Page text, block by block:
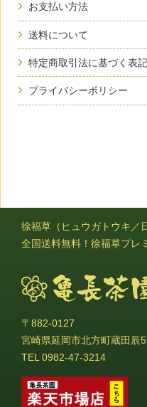
お支払い方法
送料について
特定商取引法に基づく表記
プライバシーポリシー
徐福草（ヒュウガトウキ／
全国送料無料！徐福草プレ
〒882-0127
宮崎県延岡市北方町蔵田辰
TEL 0982-47-3214